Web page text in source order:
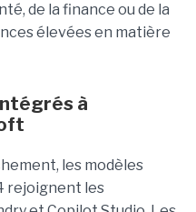
de la finance ou de la
élevées en matière
à
les modèles
rejoignent les